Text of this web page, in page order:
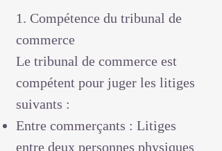
1. Compétence du tribunal de
commerce
Le tribunal de commerce est
compétent pour juger les litiges
suivants :
Entre commerçants : Litiges
entre deux personnes physiques